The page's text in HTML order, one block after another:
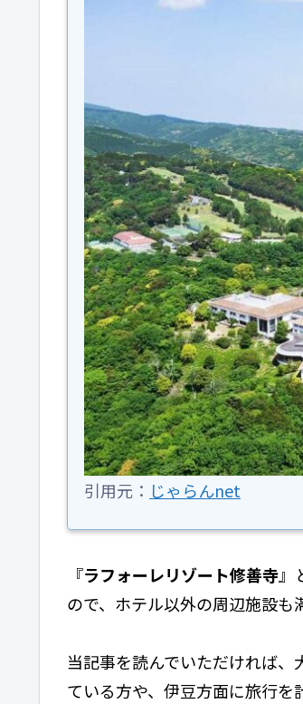
引用元： じゃらんnet
『ラフォーレリゾート修善寺』
ので、ホテル以外の周辺施設も
当記事を読んでいただければ
ている方や、伊豆方面に旅行を